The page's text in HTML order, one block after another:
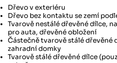
Dřevo v exteriéru
Dřevo bez kontaktu se zemí
Tvarově nestálé dřevěné dílce,
pro auta, dřevěné obložení
Částečně tvarově stálé dřevěné
zahradní domky
Tvarově stálé dřevěné dílce